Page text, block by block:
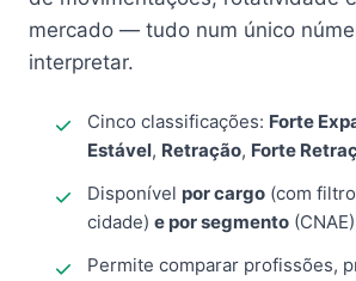
mercado — tudo num único
interpretar.
Cinco classificações: Forte
Estável, Retração, Forte
Disponível por cargo (com
cidade) e por segmento (CNAE)
Permite comparar profissões,